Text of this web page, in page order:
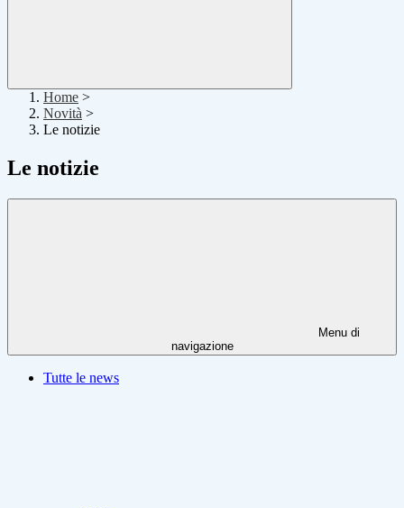
Home >
Novità >
Le notizie
Le notizie
Menu di
navigazione
Tutte le news